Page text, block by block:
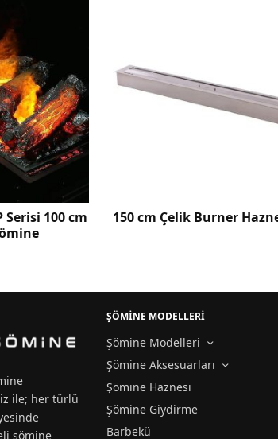
Burner Haznesi
130 cm Düz
ile; her türlü
şömine
ŞÖMİNE MODELLERİ
Şömine Modelleri
Şömine Aksesuarları
Şömine Haznesi
Şömine Giydirme
Barbekü